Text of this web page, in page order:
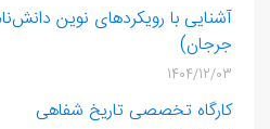
آشنایی با رویکردهای نوین
جرجان)
1404/12/03
کارگاه تخصصی تاریخ شفاهی